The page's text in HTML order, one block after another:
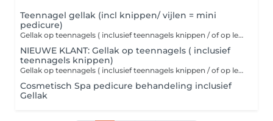
Teennagel gellak (incl knippen/ vijlen = mini
pedicure)
Gellak op teennagels ( inclusief teennagels knippen / of op lengte maken)
NIEUWE KLANT: Gellak op teennagels ( inclusief
teennagels knippen)
Gellak op teennagels ( inclusief teennagels knippen / of op lengte maken)
Cosmetisch Spa pedicure behandeling inclusief
Gellak